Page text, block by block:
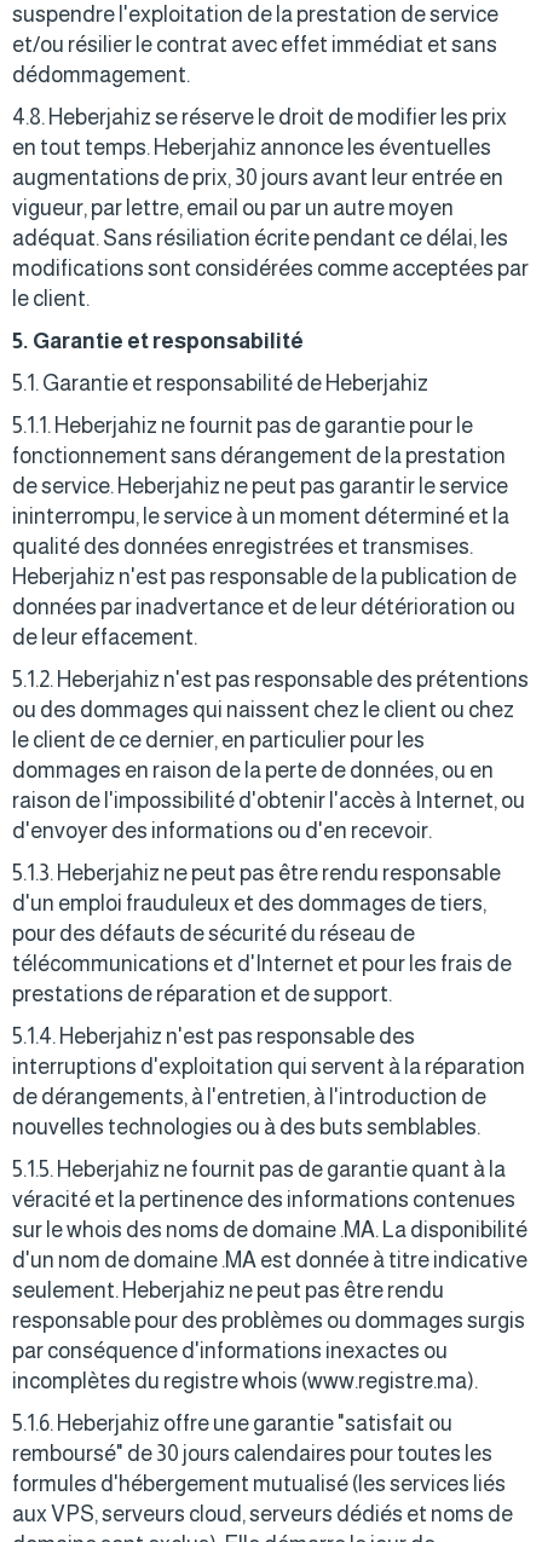
suspendre l'exploitation de la prestation de service
et/ou résilier le contrat avec effet immédiat et sans
dédommagement.
4.8. Heberjahiz se réserve le droit de modifier les prix
en tout temps. Heberjahiz annonce les éventuelles
augmentations de prix, 30 jours avant leur entrée en
vigueur, par lettre, email ou par un autre moyen
adéquat. Sans résiliation écrite pendant ce délai, les
modifications sont considérées comme acceptées par
le client.
5. Garantie et responsabilité
5.1. Garantie et responsabilité de Heberjahiz
5.1.1. Heberjahiz ne fournit pas de garantie pour le
fonctionnement sans dérangement de la prestation
de service. Heberjahiz ne peut pas garantir le service
ininterrompu, le service à un moment déterminé et la
qualité des données enregistrées et transmises.
Heberjahiz n'est pas responsable de la publication de
données par inadvertance et de leur détérioration ou
de leur effacement.
5.1.2. Heberjahiz n'est pas responsable des prétentions
ou des dommages qui naissent chez le client ou chez
le client de ce dernier, en particulier pour les
dommages en raison de la perte de données, ou en
raison de l'impossibilité d'obtenir l'accès à Internet, ou
d'envoyer des informations ou d'en recevoir.
5.1.3. Heberjahiz ne peut pas être rendu responsable
d'un emploi frauduleux et des dommages de tiers,
pour des défauts de sécurité du réseau de
télécommunications et d'Internet et pour les frais de
prestations de réparation et de support.
5.1.4. Heberjahiz n'est pas responsable des
interruptions d'exploitation qui servent à la réparation
de dérangements, à l'entretien, à l'introduction de
nouvelles technologies ou à des buts semblables.
5.1.5. Heberjahiz ne fournit pas de garantie quant à la
véracité et la pertinence des informations contenues
sur le whois des noms de domaine .MA. La disponibilité
d'un nom de domaine .MA est donnée à titre indicative
seulement. Heberjahiz ne peut pas être rendu
responsable pour des problèmes ou dommages surgis
par conséquence d'informations inexactes ou
incomplètes du registre whois (www.registre.ma).
5.1.6. Heberjahiz offre une garantie "satisfait ou
remboursé" de 30 jours calendaires pour toutes les
formules d'hébergement mutualisé (les services liés
aux VPS, serveurs cloud, serveurs dédiés et noms de